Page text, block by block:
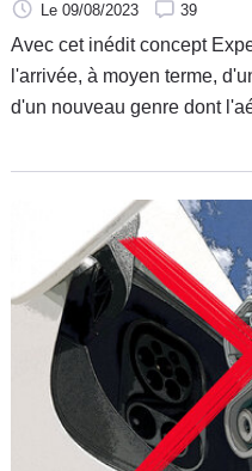
Le 09/08/2023 39
Avec cet inédit concept
l'arrivée, à moyen terme,
d'un nouveau genre dont
sur un intérieur
désintoxiquer des écrans.